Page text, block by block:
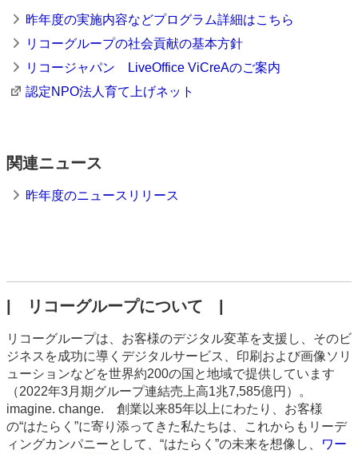
昨年度の実施内容などプログラム詳細はこちら
リコーグループの社会貢献の基本方針
リコージャパン LiveOffice ViCreAのご案内
認定NPO法人育て上げネット
関連ニュース
昨年度のニュースリリース
| リコーグループについて |
リコーグループは、お客様のデジタル変革を支援し、そのビ
ジネスを成功に導くデジタルサービス、印刷および画像ソリ
ューションなどを世界約200の国と地域で提供しています
（2022年3月期グループ連結売上高1兆7,585億円）。
imagine. change. 創業以来85年以上にわたり、お客様
の“はたらく”に寄り添ってきた私たちは、これからもリーデ
ィングカンパニーとして、“はたらく”の未来を想像し、
ワー